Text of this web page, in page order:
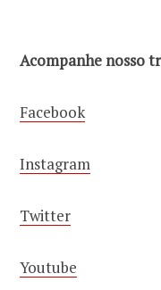
Acompanhe nosso
Facebook
Instagram
Twitter
Youtube